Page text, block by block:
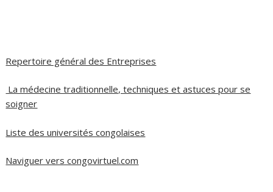
Repertoire général des Entreprises
La médecine traditionnelle, techniques et astuces pour se
soigner
Liste des universités congolaises
Naviguer vers congovirtuel.com